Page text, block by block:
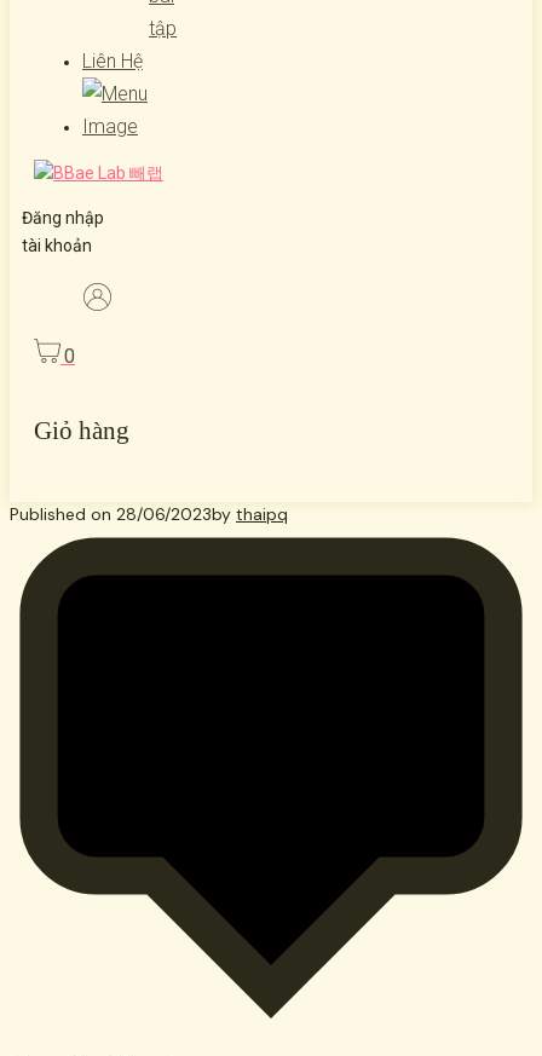
tập
Liên Hệ
Đăng nhập
tài khoản
0
Giỏ hàng
Published on 28/06/2023by thaipq